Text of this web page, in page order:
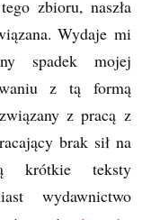
zbioru, naszła
Wydaje mi
spadek mojej
z tą formą
z pracą z
brak sił na
krótkie teksty
wydawnictwo